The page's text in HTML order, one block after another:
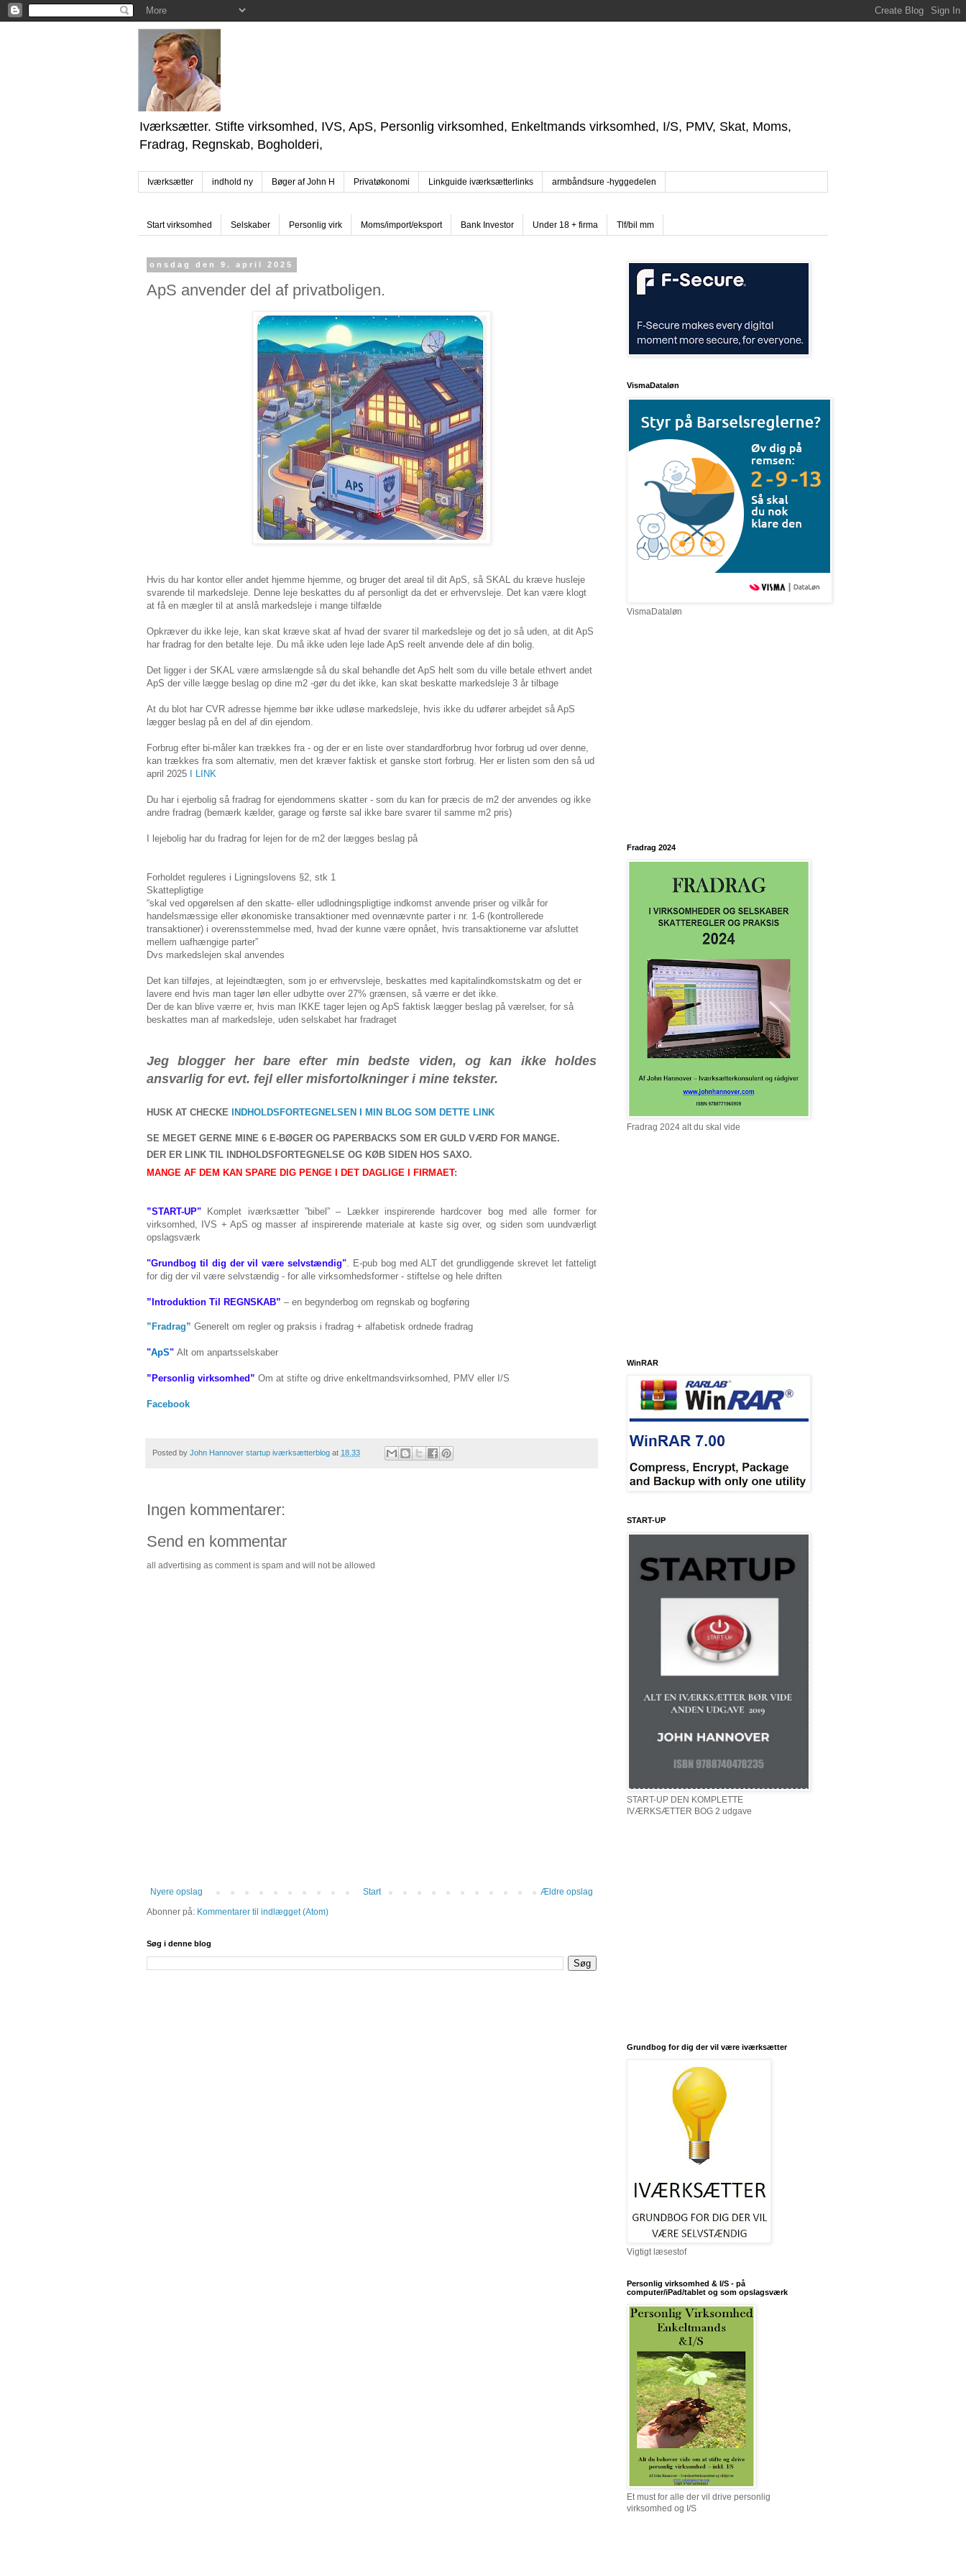
Iværksætter. Stifte virksomhed, IVS, ApS, Personlig virksomhed, Enkeltmands virksomhed, I/S, PMV, Skat, Moms,
Fradrag, Regnskab, Bogholderi,
Iværksætter indhold ny Bøger af John H Privatøkonomi Linkguide iværksætterlinks armbåndsure -hyggedelen
Start virksomhed Selskaber Personlig virk Moms/import/eksport Bank Investor Under 18 + firma Tlf/bil mm
onsdag den 9. april 2025
ApS anvender del af privatboligen.
Hvis du har kontor eller andet hjemme hjemme, og bruger det areal til dit ApS, så SKAL du kræve husleje
svarende til markedsleje. Denne leje beskattes du af personligt da det er erhvervsleje. Det kan være klogt
at få en mægler til at anslå markedsleje i mange tilfælde
Opkræver du ikke leje, kan skat kræve skat af hvad der svarer til markedsleje og det jo så uden, at dit ApS
har fradrag for den betalte leje. Du må ikke uden leje lade ApS reelt anvende dele af din bolig.
Det ligger i der SKAL være armslængde så du skal behandle det ApS helt som du ville betale ethvert andet
ApS der ville lægge beslag op dine m2 -gør du det ikke, kan skat beskatte markedsleje 3 år tilbage
At du blot har CVR adresse hjemme bør ikke udløse markedsleje, hvis ikke du udfører arbejdet så ApS
lægger beslag på en del af din ejendom.
Forbrug efter bi-måler kan trækkes fra - og der er en liste over standardforbrug hvor forbrug ud over denne,
kan trækkes fra som alternativ, men det kræver faktisk et ganske stort forbrug. Her er listen som den så ud
april 2025
I LINK
Du har i ejerbolig så fradrag for ejendommens skatter - som du kan for præcis de m2 der anvendes og ikke
andre fradrag (bemærk kælder, garage og første sal ikke bare svarer til samme m2 pris)
I lejebolig har du fradrag for lejen for de m2 der lægges beslag på
Forholdet reguleres i Ligningslovens §2, stk 1
Skattepligtige
“skal ved opgørelsen af den skatte- eller udlodningspligtige indkomst anvende priser og vilkår for
handelsmæssige eller økonomiske transaktioner med ovennævnte parter i nr. 1-6 (kontrollerede
transaktioner) i overensstemmelse med, hvad der kunne være opnået, hvis transaktionerne var afsluttet
mellem uafhængige parter”
Dvs markedslejen skal anvendes
Det kan tilføjes, at lejeindtægten, som jo er erhvervsleje, beskattes med kapitalindkomstskatm og det er
lavere end hvis man tager løn eller udbytte over 27% grænsen, så værre er det ikke.
Der de kan blive værre er, hvis man IKKE tager lejen og ApS faktisk lægger beslag på værelser, for så
beskattes man af markedsleje, uden selskabet har fradraget
Jeg blogger her bare efter min bedste viden, og kan ikke holdes
ansvarlig for evt. fejl eller misfortolkninger i mine tekster.
HUSK AT CHECKE INDHOLDSFORTEGNELSEN I MIN BLOG SOM DETTE LINK
SE MEGET GERNE MINE 6 E-BØGER OG PAPERBACKS SOM ER GULD VÆRD FOR MANGE.
DER ER LINK TIL INDHOLDSFORTEGNELSE OG KØB SIDEN HOS SAXO.
MANGE AF DEM KAN SPARE DIG PENGE I DET DAGLIGE I FIRMAET:
”START-UP" Komplet iværksætter ”bibel” – Lækker inspirerende hardcover bog med alle former for
virksomhed, IVS + ApS og masser af inspirerende materiale at kaste sig over, og siden som uundværligt
opslagsværk
"Grundbog til dig der vil være selvstændig". E-pub bog med ALT det grundliggende skrevet let fatteligt
for dig der vil være selvstændig - for alle virksomhedsformer - stiftelse og hele driften
”Introduktion Til REGNSKAB” – en begynderbog om regnskab og bogføring
”Fradrag” Generelt om regler og praksis i fradrag + alfabetisk ordnede fradrag
"ApS" Alt om anpartsselskaber
”Personlig virksomhed” Om at stifte og drive enkeltmandsvirksomhed, PMV eller I/S
Facebook
Posted by John Hannover startup iværksætterblog at 18.33
Ingen kommentarer:
Send en kommentar
all advertising as comment is spam and will not be allowed
Nyere opslag Ældre opslag
Start
Abonner på: Kommentarer til indlægget (Atom)
Søg i denne blog
VismaDataløn
VismaDataløn
Fradrag 2024
Fradrag 2024 alt du skal vide
WinRAR
START-UP
START-UP DEN KOMPLETTE
IVÆRKSÆTTER BOG 2 udgave
Grundbog for dig der vil være iværksætter
Vigtigt læsestof
Personlig virksomhed & I/S - på
computer/iPad/tablet og som opslagsværk
Et must for alle der vil drive personlig
virksomhed og I/S